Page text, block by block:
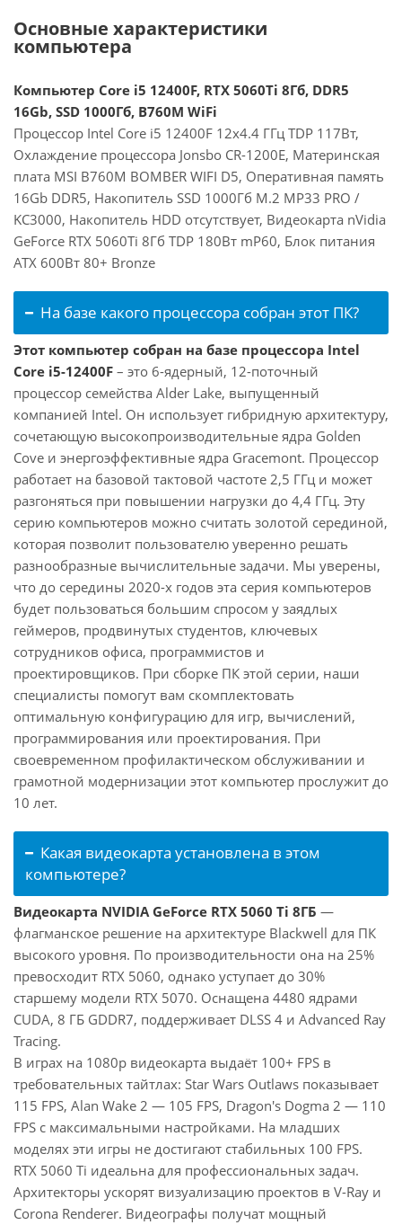
Основные характеристики
компьютера
Компьютер Core i5 12400F, RTX 5060Ti 8Гб, DDR5
16Gb, SSD 1000Гб, B760M WiFi
Процессор Intel Core i5 12400F 12x4.4 ГГц TDP 117Вт,
Охлаждение процессора Jonsbo CR-1200E, Материнская
плата MSI B760M BOMBER WIFI D5, Оперативная память
16Gb DDR5, Накопитель SSD 1000Гб M.2 MP33 PRO /
KC3000, Накопитель HDD отсутствует, Видеокарта nVidia
GeForce RTX 5060Ti 8Гб TDP 180Вт mP60, Блок питания
ATX 600Вт 80+ Bronze
На базе какого процессора собран этот ПК?
Этот компьютер собран на базе процессора Intel
Core i5-12400F – это 6-ядерный, 12-поточный
процессор семейства Alder Lake, выпущенный
компанией Intel. Он использует гибридную архитектуру,
сочетающую высокопроизводительные ядра Golden
Cove и энергоэффективные ядра Gracemont. Процессор
работает на базовой тактовой частоте 2,5 ГГц и может
разгоняться при повышении нагрузки до 4,4 ГГц. Эту
серию компьютеров можно считать золотой серединой,
которая позволит пользователю уверенно решать
разнообразные вычислительные задачи. Мы уверены,
что до середины 2020-х годов эта серия компьютеров
будет пользоваться большим спросом у заядлых
геймеров, продвинутых студентов, ключевых
сотрудников офиса, программистов и
проектировщиков. При сборке ПК этой серии, наши
специалисты помогут вам скомплектовать
оптимальную конфигурацию для игр, вычислений,
программирования или проектирования. При
своевременном профилактическом обслуживании и
грамотной модернизации этот компьютер прослужит до
10 лет.
Какая видеокарта установлена в этом
компьютере?
Видеокарта NVIDIA GeForce RTX 5060 Ti 8ГБ —
флагманское решение на архитектуре Blackwell для ПК
высокого уровня. По производительности она на 25%
превосходит RTX 5060, однако уступает до 30%
старшему модели RTX 5070. Оснащена 4480 ядрами
CUDA, 8 ГБ GDDR7, поддерживает DLSS 4 и Advanced Ray
Tracing.
В играх на 1080p видеокарта выдаёт 100+ FPS в
требовательных тайтлах: Star Wars Outlaws показывает
115 FPS, Alan Wake 2 — 105 FPS, Dragon's Dogma 2 — 110
FPS с максимальными настройками. На младших
моделях эти игры не достигают стабильных 100 FPS.
RTX 5060 Ti идеальна для профессиональных задач.
Архитекторы ускорят визуализацию проектов в V-Ray и
Corona Renderer. Видеографы получат мощный